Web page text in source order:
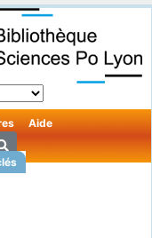
Aide